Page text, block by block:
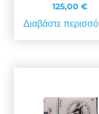
125,00 €
Διαβάστε